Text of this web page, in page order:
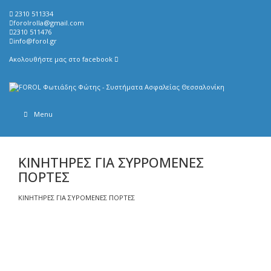
2310 511334
forolrolla@gmail.com
2310 511476
info@forol.gr
Ακολουθήστε μας στο facebook
Menu
ΚΙΝΗΤΗΡΕΣ ΓΙΑ ΣΥΡΡΟΜΕΝΕΣ
ΠΟΡΤΕΣ
ΚΙΝΗΤΗΡΕΣ ΓΙΑ ΣΥΡΟΜΕΝΕΣ ΠΟΡΤΕΣ